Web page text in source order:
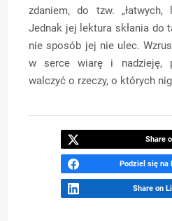
zdaniem, do tzw. „łatwych,
Jednak jej lektura skłania do
nie sposób jej nie ulec.
w serce wiarę i nadzieję,
walczyć o rzeczy, o których
Share
Podziel się na
Share on